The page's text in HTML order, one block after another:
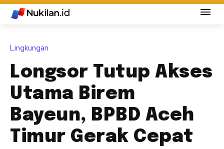
Lingkungan
Longsor Tutup Akses
Utama Birem
Bayeun, BPBD Aceh
Timur Gerak Cepat